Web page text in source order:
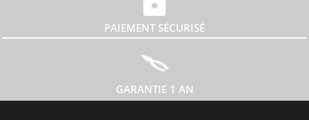
PAIEMENT SÉCURISÉ
GARANTIE 1 AN